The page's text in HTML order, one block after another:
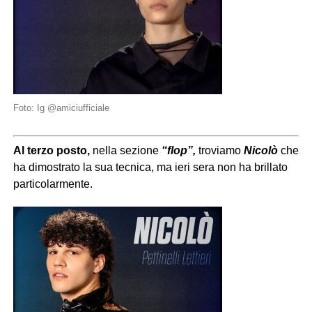
Foto: Ig @amiciufficiale
Al terzo posto,nella sezione “flop”, troviamo Nicolò che
ha dimostrato la sua tecnica, ma ieri sera non ha brillato
particolarmente.